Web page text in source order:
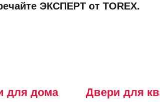
ЭКСПЕРТ от TOREX.
для дома Двери для